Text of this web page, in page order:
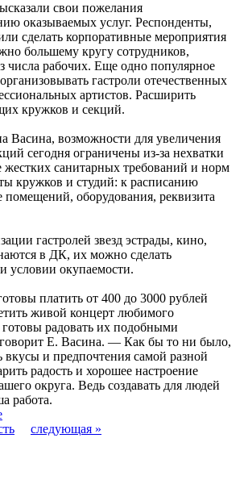
свои пожелания
оказываемых услуг. Респонденты,
сделать корпоративные мероприятия
большему кругу сотрудников,
числа рабочих. Еще одно популярное
гастроли отечественных
артистов. Расширить
кружков и секций.
Васина, возможности для увеличения
сегодня ограничены из-за нехватки
санитарных требований и норм
кружков и студий: к расписанию
помещений, оборудования, реквизита
гастролей звезд эстрады, кино,
в ДК, их можно сделать
условии окупаемости.
платить от 400 до 3000 рублей
живой концерт любимого
радовать их подобными
Е. Васина. — Как бы то ни было,
вкусы и предпочтения самой разной
радость и хорошее настроение
округа. Ведь создавать для людей
работа.
следующая »